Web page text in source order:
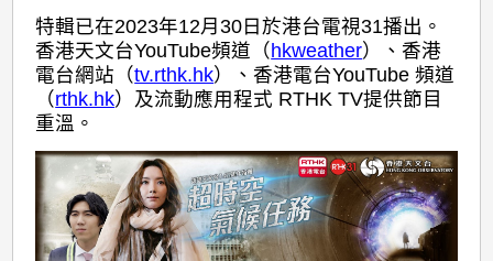
特輯已在2023年12月30日於港台電視31播出。
香港天文台YouTube頻道（hkweather）、香港
電台網站（tv.rthk.hk）、香港電台YouTube 頻道
（rthk.hk）及流動應用程式 RTHK TV提供節目
重溫。